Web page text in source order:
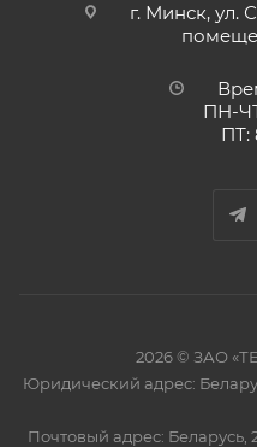
г. Минск, ул.
ПН-
ПТ:
2026 © ЗАО
Юридический адрес:
Почтовый адрес: Беларусь,